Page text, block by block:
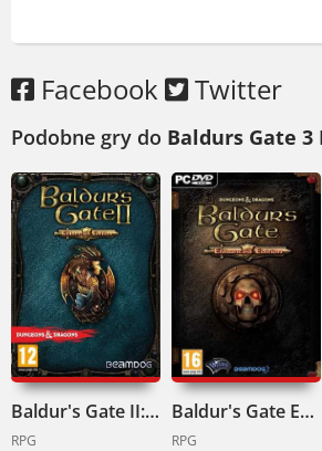
Facebook Twitter
Podobne gry do Baldurs Gate 3
Baldur's Gate II: Enhanced Edition Pobierz
RPG
Baldur's Gate Enhanced Edition Pobierz
RPG